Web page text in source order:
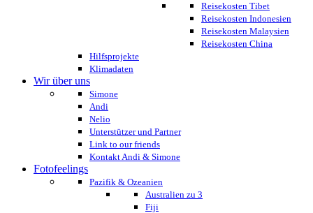
Reisekosten Tibet
Reisekosten Indonesien
Reisekosten Malaysien
Reisekosten China
Hilfsprojekte
Klimadaten
Wir über uns
Simone
Andi
Nelio
Unterstützer und Partner
Link to our friends
Kontakt Andi & Simone
Fotofeelings
Pazifik & Ozeanien
Australien zu 3
Fiji